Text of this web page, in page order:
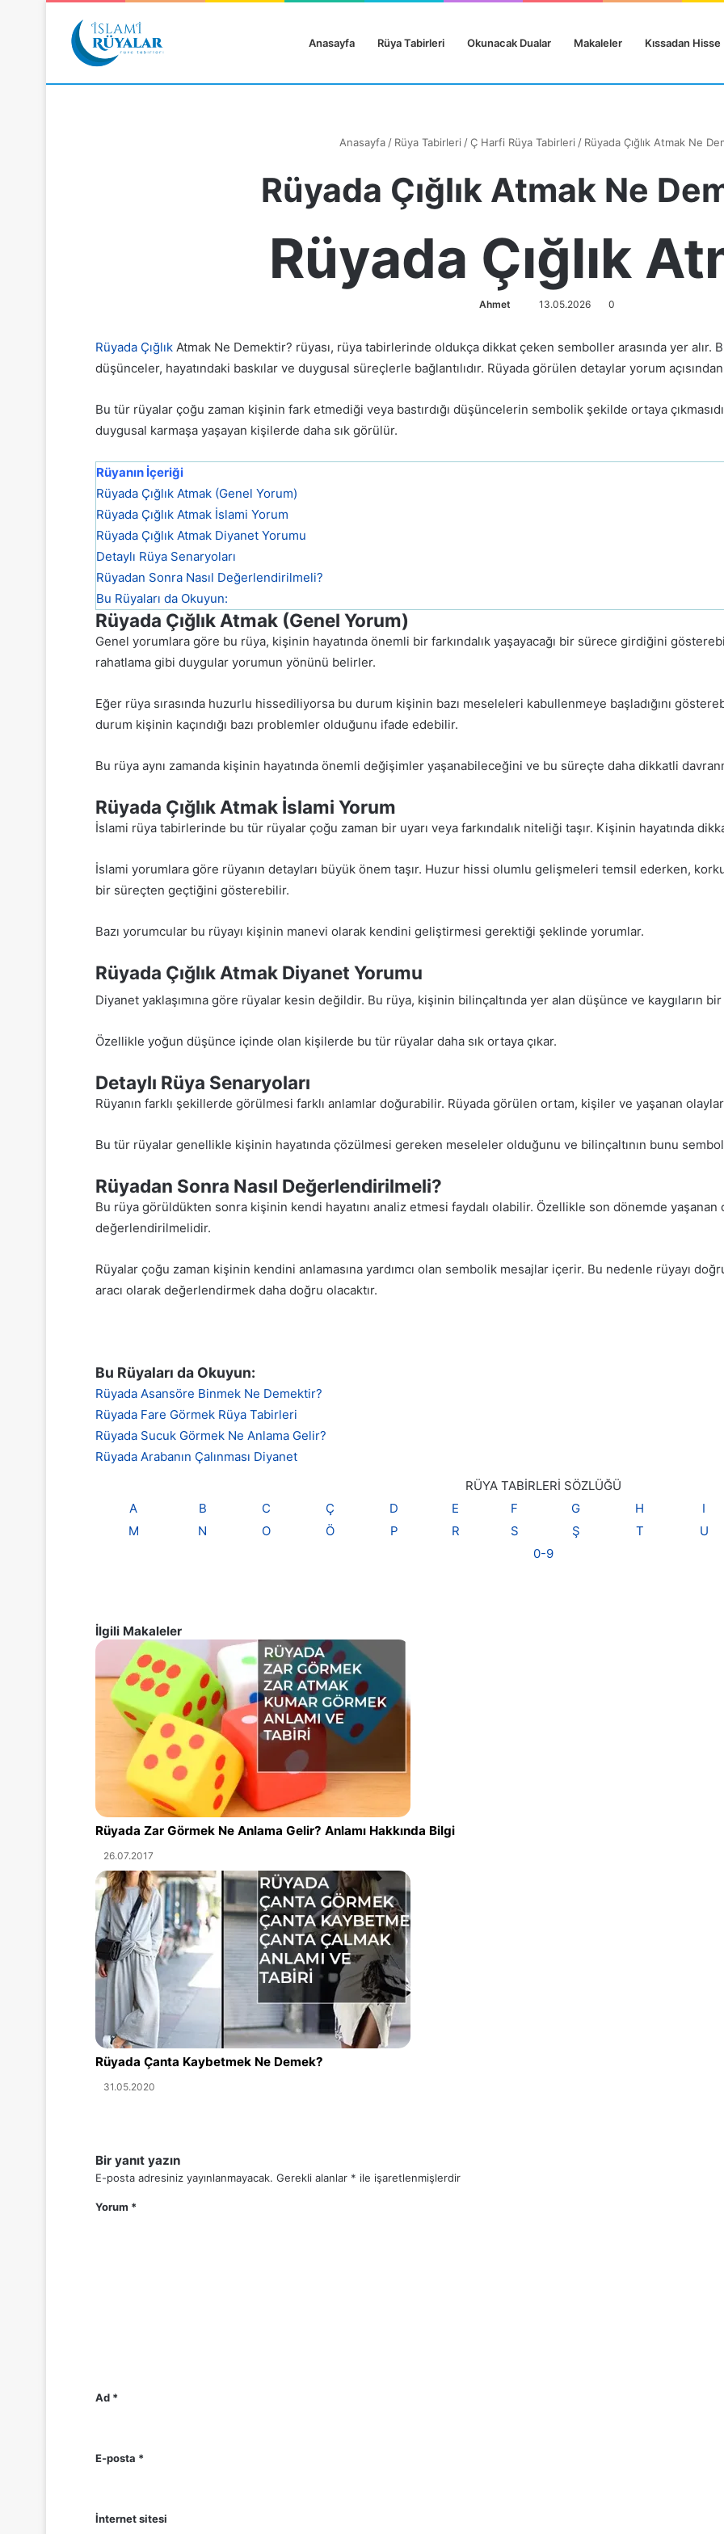
Anasayfa Rüya Tabirleri Okunacak Dualar Makaleler Kıssadan Hisse
Anasayfa / Rüya Tabirleri / Ç Harfi Rüya Tabirleri / Rüyada Çığlık Atmak Ne
Rüyada Çığlık Atmak Ne
Rüyada Çığlık
Ahmet 13.05.2026 0
Rüyada Çığlık Atmak Ne Demektir? rüyası, rüya tabirlerinde oldukça dikkat çeken semboller arasında yer alır.
düşünceler, hayatındaki baskılar ve duygusal süreçlerle bağlantılıdır. Rüyada görülen detaylar yorum
Bu tür rüyalar çoğu zaman kişinin fark etmediği veya bastırdığı düşüncelerin sembolik şekilde ortaya
duygusal karmaşa yaşayan kişilerde daha sık görülür.
Rüyanın İçeriği
Rüyada Çığlık Atmak (Genel Yorum)
Rüyada Çığlık Atmak İslami Yorum
Rüyada Çığlık Atmak Diyanet Yorumu
Detaylı Rüya Senaryoları
Rüyadan Sonra Nasıl Değerlendirilmeli?
Bu Rüyaları da Okuyun:
Rüyada Çığlık Atmak (Genel Yorum)
Genel yorumlara göre bu rüya, kişinin hayatında önemli bir farkındalık yaşayacağı bir sürece girdiğini
rahatlama gibi duygular yorumun yönünü belirler.
Eğer rüya sırasında huzurlu hissediliyorsa bu durum kişinin bazı meseleleri kabullenmeye başladığını
durum kişinin kaçındığı bazı problemler olduğunu ifade edebilir.
Bu rüya aynı zamanda kişinin hayatında önemli değişimler yaşanabileceğini ve bu süreçte daha dikkatli
Rüyada Çığlık Atmak İslami Yorum
İslami rüya tabirlerinde bu tür rüyalar çoğu zaman bir uyarı veya farkındalık niteliği taşır. Kişinin hayatında
İslami yorumlara göre rüyanın detayları büyük önem taşır. Huzur hissi olumlu gelişmeleri temsil ederken,
bir süreçten geçtiğini gösterebilir.
Bazı yorumcular bu rüyayı kişinin manevi olarak kendini geliştirmesi gerektiği şeklinde yorumlar.
Rüyada Çığlık Atmak Diyanet Yorumu
Diyanet yaklaşımına göre rüyalar kesin değildir. Bu rüya, kişinin bilinçaltında yer alan düşünce ve kaygıların bir
Özellikle yoğun düşünce içinde olan kişilerde bu tür rüyalar daha sık ortaya çıkar.
Detaylı Rüya Senaryoları
Rüyanın farklı şekillerde görülmesi farklı anlamlar doğurabilir. Rüyada görülen ortam, kişiler ve yaşanan
Bu tür rüyalar genellikle kişinin hayatında çözülmesi gereken meseleler olduğunu ve bilinçaltının bunu
Rüyadan Sonra Nasıl Değerlendirilmeli?
Bu rüya görüldükten sonra kişinin kendi hayatını analiz etmesi faydalı olabilir. Özellikle son dönemde yaşanan
değerlendirilmelidir.
Rüyalar çoğu zaman kişinin kendini anlamasına yardımcı olan sembolik mesajlar içerir. Bu nedenle rüyayı
aracı olarak değerlendirmek daha doğru olacaktır.
Bu Rüyaları da Okuyun:
Rüyada Asansöre Binmek Ne Demektir?
Rüyada Fare Görmek Rüya Tabirleri
Rüyada Sucuk Görmek Ne Anlama Gelir?
Rüyada Arabanın Çalınması Diyanet
RÜYA TABİRLERİ SÖZLÜĞÜ
A
B C Ç D E F G H I
M
N O Ö P R S Ş T U
0-9
İlgili Makaleler
Rüyada Zar Görmek Ne Anlama Gelir? Anlamı Hakkında Bilgi
26.07.2017
Rüyada Çanta Kaybetmek Ne Demek?
31.05.2020
Bir yanıt yazın
E-posta adresiniz yayınlanmayacak. Gerekli alanlar * ile işaretlenmişlerdir
Yorum *
Ad *
E-posta *
İnternet sitesi
Rüyanızı Arayın